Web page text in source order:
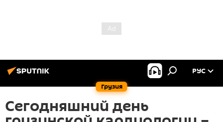
Грузия
РУС
Сегодняшний день